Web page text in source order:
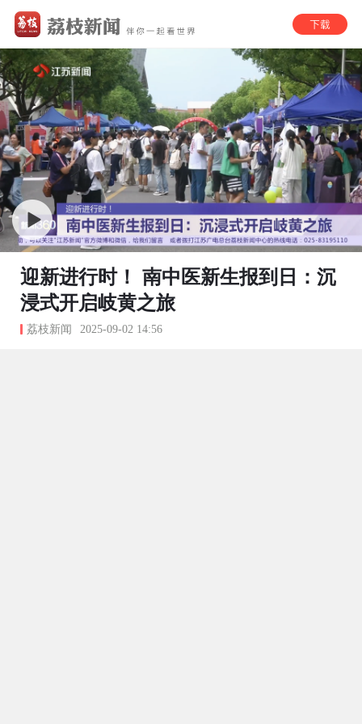
迎新进行时！ 南中医新生报到日：沉
浸式开启岐黄之旅
荔枝新闻 2025-09-02 14:56